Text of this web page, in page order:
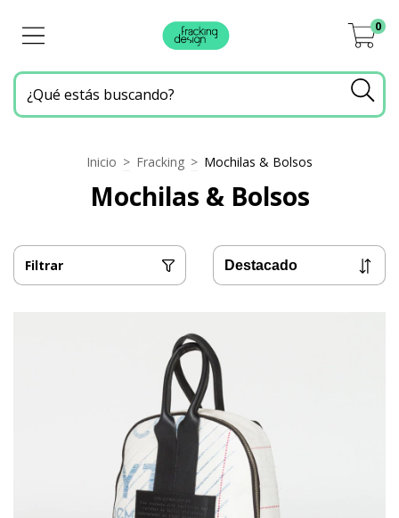
0
Inicio > Fracking > Mochilas & Bolsos
Mochilas & Bolsos
Filtrar